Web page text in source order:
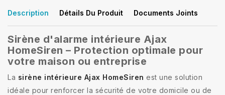
Description Détails Du Produit Documents Joints
Sirène d'alarme intérieure Ajax
HomeSiren – Protection optimale pour
votre maison ou entreprise
La sirène intérieure Ajax HomeSiren est une solution
idéale pour renforcer la sécurité de votre domicile ou de